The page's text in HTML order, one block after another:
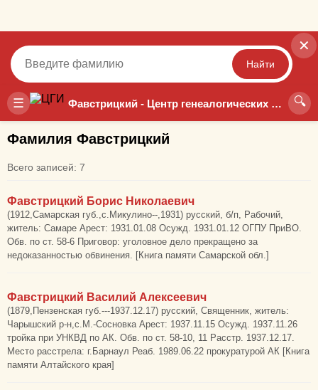
☰ Фавстрицкий - Центр генеалогических исследований 🔍
✕
Найти
Точный Неточный
Фамилия Фавстрицкий
Всего записей: 7
Фавстрицкий Борис Николаевич
(1912,Самарская губ.,с.Микулино--,1931) русский, б/п, Рабочий,
житель: Самаре Арест: 1931.01.08 Осужд. 1931.01.12 ОГПУ ПриВО.
Обв. по ст. 58-6 Приговор: уголовное дело прекращено за
недоказанностью обвинения. [Книга памяти Самарской обл.]
Фавстрицкий Василий Алексеевич
(1879,Пензенская губ.---1937.12.17) русский, Священник, житель:
Чарышский р-н,с.М.-Сосновка Арест: 1937.11.15 Осужд. 1937.11.26
тройка при УНКВД по АК. Обв. по ст. 58-10, 11 Расстр. 1937.12.17.
Место расстрела: г.Барнаул Реаб. 1989.06.22 прокуратурой АК [Книга
памяти Алтайского края]